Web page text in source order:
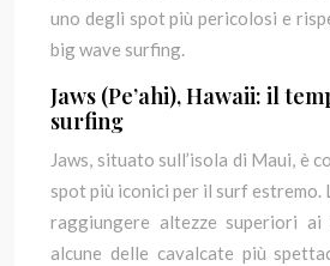
uno degli spot più pericolosi e
big wave surfing.
Jaws (Pe’ahi), Hawaii: il
surfing
Jaws, situato sull’isola di Maui, è
spot più iconici per il surf estremo.
raggiungere altezze superiori
alcune delle cavalcate più